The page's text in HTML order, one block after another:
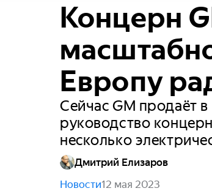
Концерн
Европу
Сейчас GM продаёт
руководство
несколько
Дмитрий Елизаров
Новости12 мая 2023